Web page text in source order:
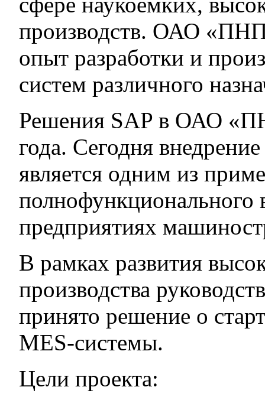
производств. ОАО
опыт разработки и
систем различного
Решения SAP в ОАО
года. Сегодня
является одним из
полнофункционального
предприятиях
В рамках развития
производства
принято решение о
MES-системы.
Цели проекта: